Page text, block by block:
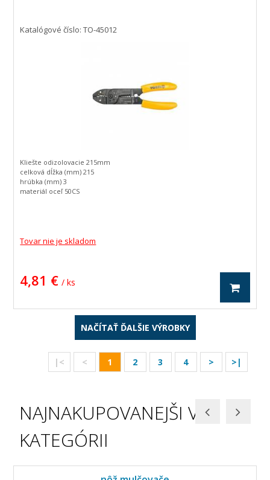
Katalógové číslo: TO-45012
Tovar nie je skladom
4,81 € / ks
Kliešte odizolovacie 215mm
celková dĺžka (mm) 215
hrúbka (mm) 3
materiál oceľ 50CS
NAČÍTAŤ ĎALŠIE VÝROBKY
|< < 1 2 3 4 > >|
NAJNAKUPOVANEJŠI V
KATEGÓRII